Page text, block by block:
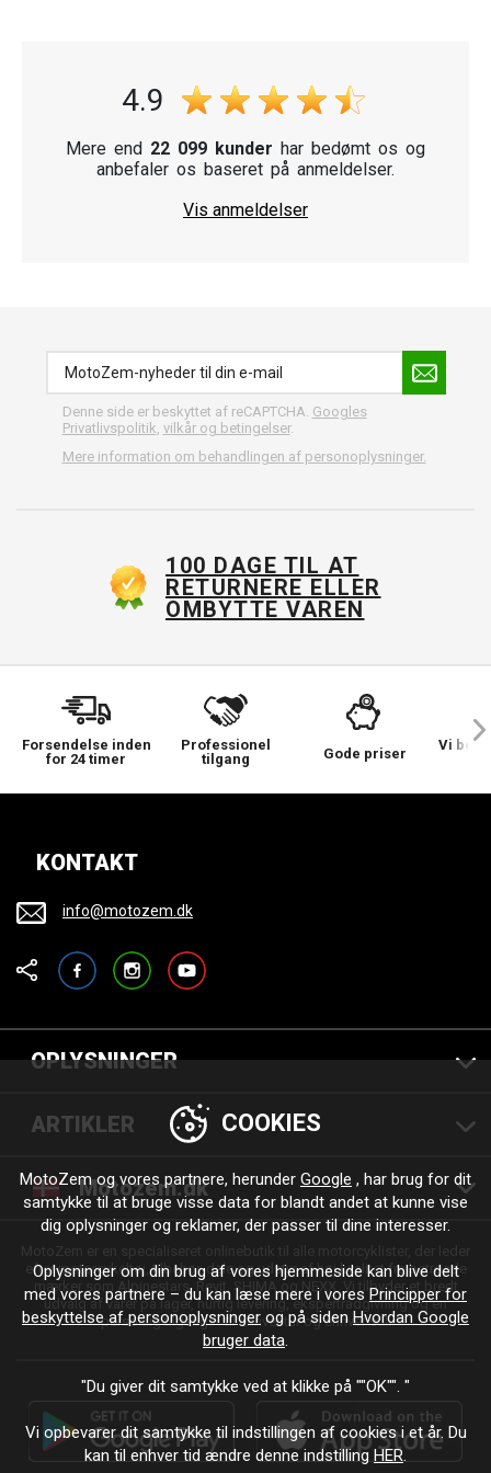
Vi anbefaler også andre vigtige dele til din motorcykel, såsom
motorcykelbatterier og bremseklodser.
4.9
Mere end 22 099 kunder har bedømt os og
anbefaler os baseret på anmeldelser.
Vis anmeldelser
Denne side er beskyttet af reCAPTCHA. Googles
Privatlivspolitik vilkår og betingelser.
Mere information om behandlingen af personoplysninger.
100 DAGE TIL AT
RETURNERE ELLER
OMBYTTE VAREN
Forsendelse inden
for 24 timer
Professionel
tilgang
Gode priser
Vi
KONTAKT
info@motozem.dk
FacebookInstagramYouTube
OPLYSNINGER
ARTIKLER
Motozem.dk
efter motorcykeltøj, tilbehør, dele og udstyr af høj kvalitet fra betroede
mærker som Alpinestars, Revit, SHIMA og NEXX. Vi tilbyder et bredt
udvalg af varer på lager, hurtig levering, ekspertrådgivning og en
personlig tilgang – til enhver tur og enhver stil.
COOKIES
MotoZem og vores partnere, herunder Google , har brug for dit
samtykke til at bruge visse data for blandt andet at kunne vise
dig oplysninger og reklamer, der passer til dine interesser.
Oplysninger om din brug af vores hjemmeside kan blive delt
med vores partnere – du kan læse mere i vores Principper for
beskyttelse af personoplysninger og på siden Hvordan Google
bruger data.
"Du giver dit samtykke ved at klikke på ""OK"". "
Vi opbevarer dit samtykke til indstillingen af cookies i et år. Du
kan til enhver tid ændre denne indstilling HER.